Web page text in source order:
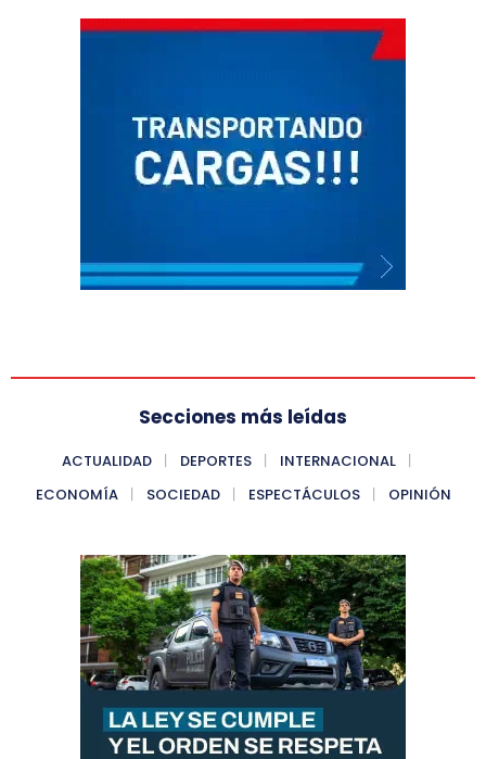
Secciones más leídas
ACTUALIDAD DEPORTES
INTERNACIONAL
ECONOMÍA
SOCIEDAD ESPECTÁCULOS OPINIÓN